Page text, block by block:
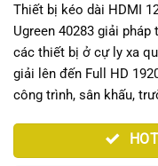
là:
1.500.000₫.
tại
là:
1.400.000₫.
Thiết bị kéo dài HDMI
Ugreen 40283 giải
các thiết bị ở cự ly xa
giải lên đến Full HD
công trình, sân khấu,